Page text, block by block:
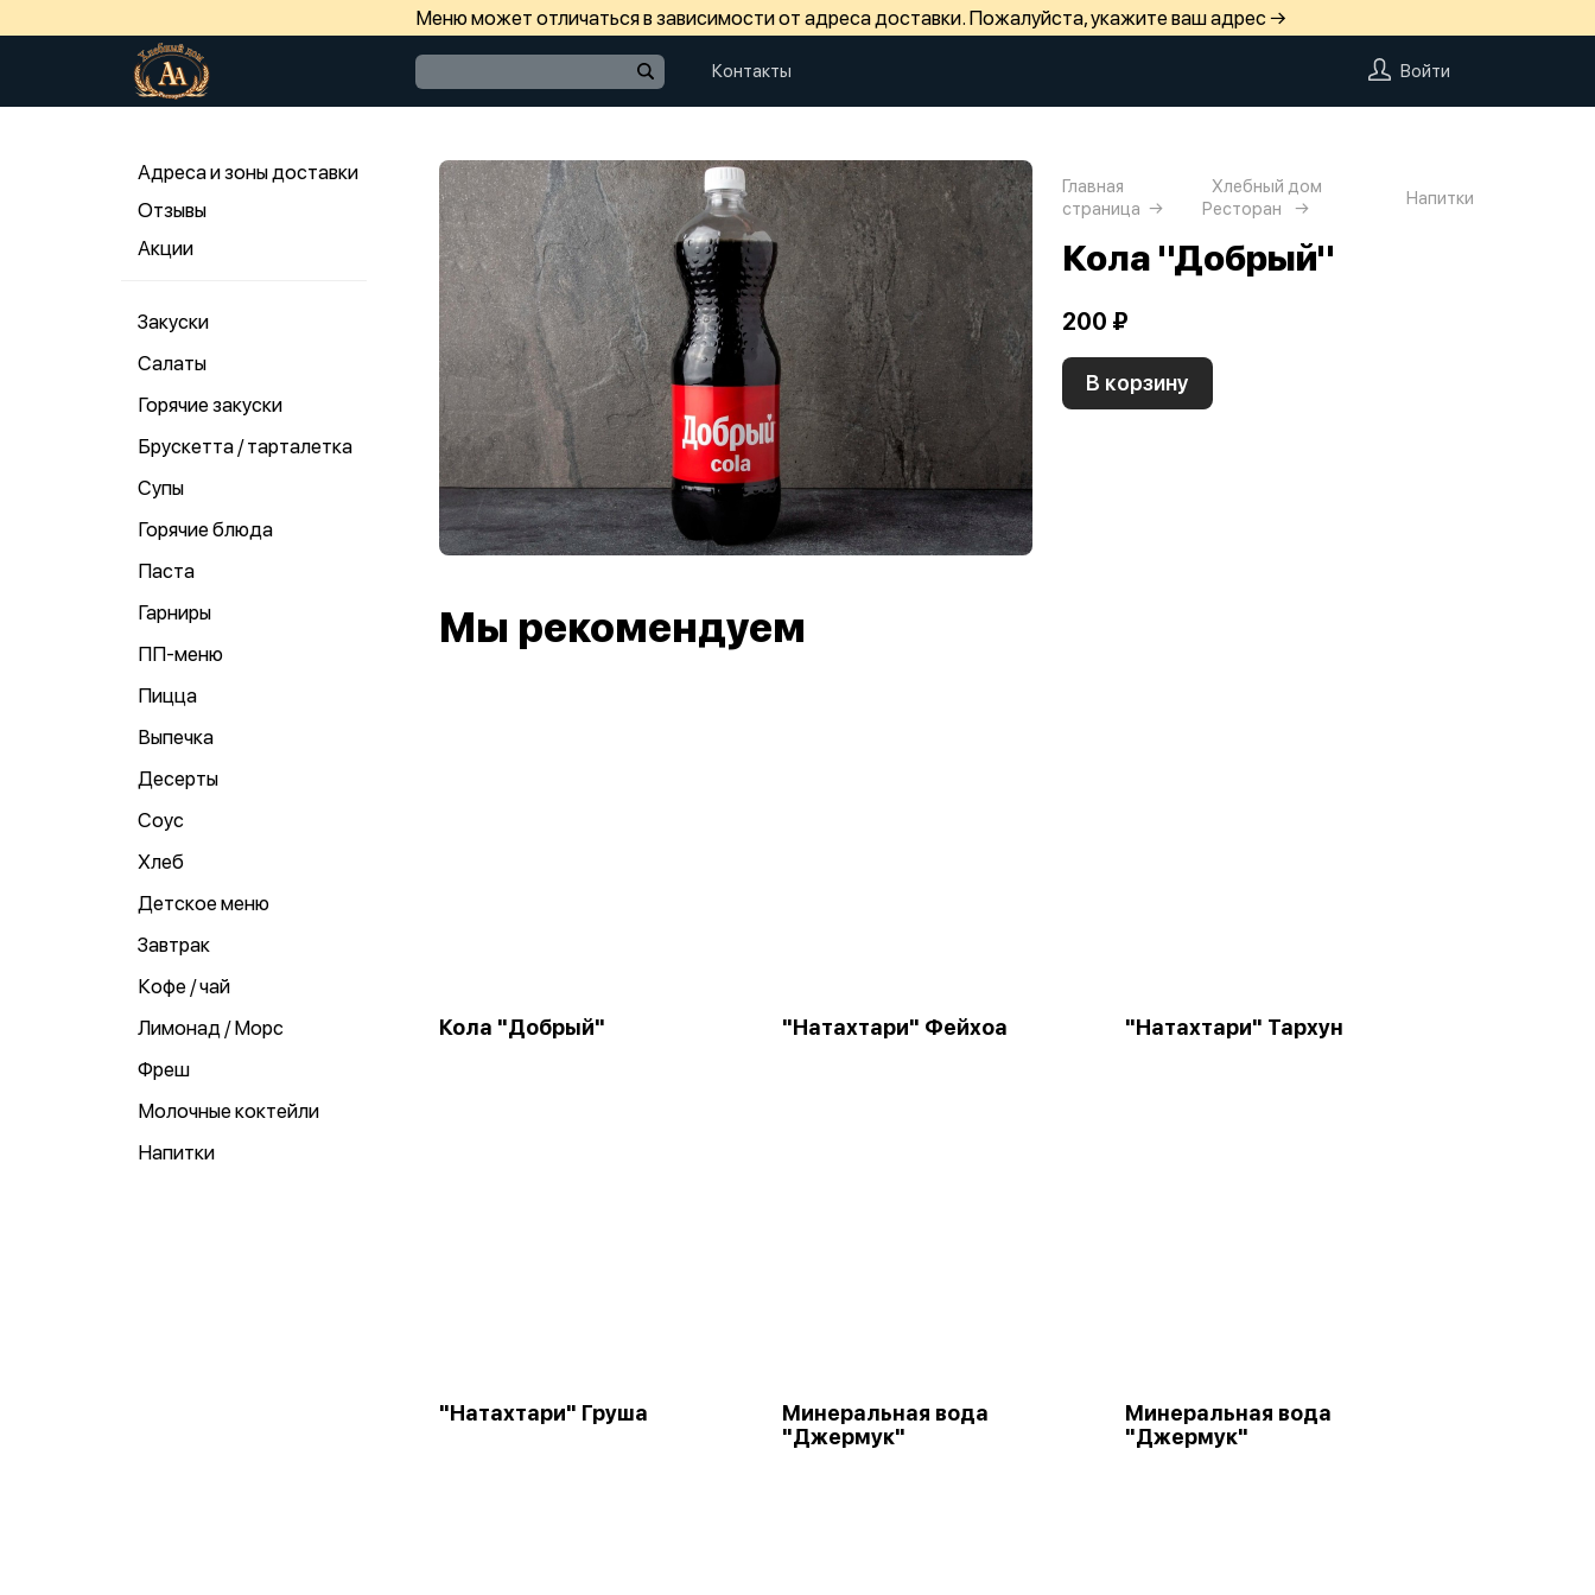
Меню может отличаться в зависимости от адреса доставки. Пожалуйста, укажите ваш адрес →
Контакты Войти
Адреса и зоны доставки
Отзывы
Акции
Закуски
Салаты
Горячие закуски
Брускетта / тарталетка
Супы
Горячие блюда
Паста
Гарниры
ПП-меню
Пицца
Выпечка
Десерты
Соус
Хлеб
Детское меню
Завтрак
Кофе / чай
Лимонад / Морс
Фреш
Молочные коктейли
Напитки
Главная
страница
Хлебный дом
Ресторан
Напитки
Кола "Добрый"
200 ₽
В корзину
Мы рекомендуем
Кола "Добрый" "Натахтари" Фейхоа "Натахтари" Тархун
"Натахтари" Груша
Минеральная вода
"Джермук"
Минеральная вода
"Джермук"